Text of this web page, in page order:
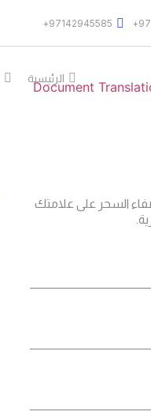
97142945585+
الرئيسية
السحر على علامتك